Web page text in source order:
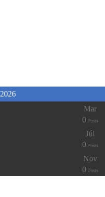
2026
Mar
0
Posts
Júl
0
Posts
Nov
0
Posts